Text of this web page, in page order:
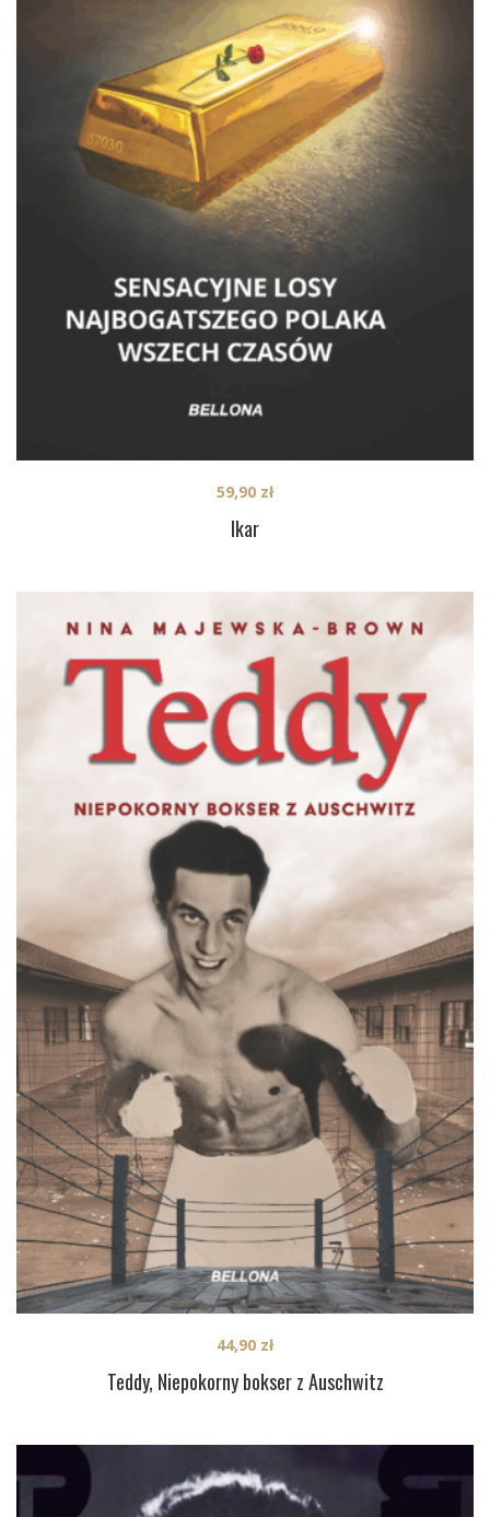
Ikar
59,90 zł
Teddy, Niepokorny bokser z Auschwitz
44,90 zł